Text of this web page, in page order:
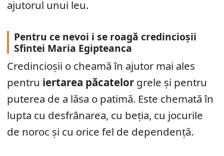
ajutorul unui leu.
Pentru ce nevoi i se roagă credincioșii
Sfintei Maria Egipteanca
Credincioșii o cheamă în ajutor mai ales
pentru iertarea păcatelor grele și pentru
puterea de a lăsa o patimă. Este chemată în
lupta cu desfrânarea, cu beția, cu jocurile
de noroc și cu orice fel de dependență.